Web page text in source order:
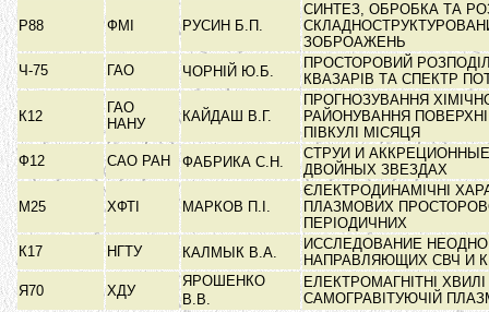
Р88 ФМІ РУСИН Б.П.
СИНТЕЗ, ОБРОБКА ТА
ЗОБРОАЖЕНЬ
Ч-75
ГАО ЧОРНІЙ Ю.Б.
ПРОСТОРОВИЙ
КВАЗАРІВ ТА СПЕКТР
К12
ГАО
НАНУ
КАЙДАШ В.Г.
ПРОГНОЗУВАННЯ
РАЙОНУВАННЯ
ПІВКУЛІ МІСЯЦЯ
Ф12
САО РАН ФАБРИКА С.Н.
СТРУИ И
ДВОЙНЫХ ЗВЕЗДАХ
М25 ХФТІ МАРКОВ П.І.
ЄЛЕКТРОДИНАМІЧНІ
ПЛАЗМОВИХ
ПЕРІОДИЧНИХ
К17
НГТУ КАЛМЫК В.А.
ИССЛЕДОВАНИЕ
НАПРАВЛЯЮЩИХ СВЧ И
Я70
ХДУ
ЯРОШЕНКО
В.В.
ЕЛЕКТРОМАГНІТНІ
САМОГРАВІТУЮЧІЙ